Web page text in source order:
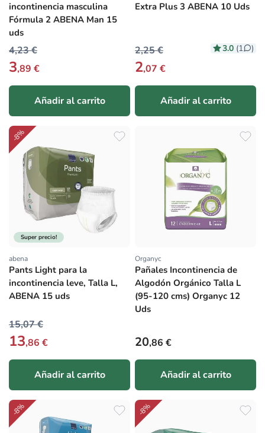
incontinencia masculina
Fórmula 2 ABENA Man 15
uds
4,23 €
3,89 €
Añadir al carrito
Extra Plus 3 ABENA 10 Uds
3.0 (1 )
2,25 €
2,07 €
Añadir al carrito
-8%
Super precio!
Proveedor:
abena
Pants Light para la
incontinencia leve, Talla L,
ABENA 15 uds
15,07 €
13,86 €
Añadir al carrito
Proveedor:
Organyc
Pañales Incontinencia de
Algodón Orgánico Talla L
(95-120 cms) Organyc 12
Uds
Precio habitual
20,86 €
Añadir al carrito
-8% -8%